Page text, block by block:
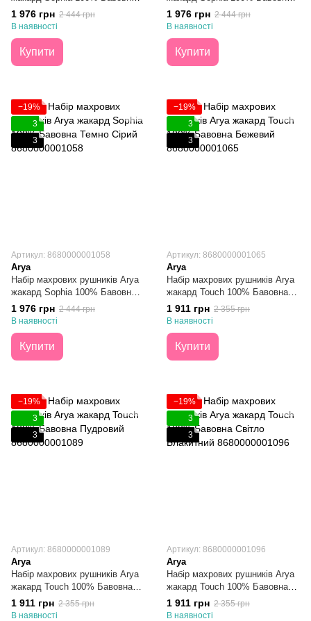
Бордовий 50Х90 + 70Х140
1 976 грн 2 444 грн
В наявності
Купити
Темно Розовий 50Х90 + 70Х140
1 976 грн 2 444 грн
В наявності
Купити
−19%
3
3
Артикул: 8680000001058
Arya
Набір махрових рушників Arya
жакард Sophia 100% Бавовна
Темно Сірий 50Х90 + 70Х140
1 976 грн 2 444 грн
В наявності
Купити
−19%
3
3
Артикул: 8680000001065
Arya
Набір махрових рушників Arya
жакард Touch 100% Бавовна
Бежевий 50Х90 + 70Х140
1 911 грн 2 355 грн
В наявності
Купити
−19%
3
3
Артикул: 8680000001089
Arya
Набір махрових рушників Arya
жакард Touch 100% Бавовна
Пудровий 50Х90 + 70Х140
1 911 грн 2 355 грн
В наявності
−19%
3
3
Артикул: 8680000001096
Arya
Набір махрових рушників Arya
жакард Touch 100% Бавовна
Світло Блакитний 50Х90 +
70Х140
1 911 грн 2 355 грн
В наявності